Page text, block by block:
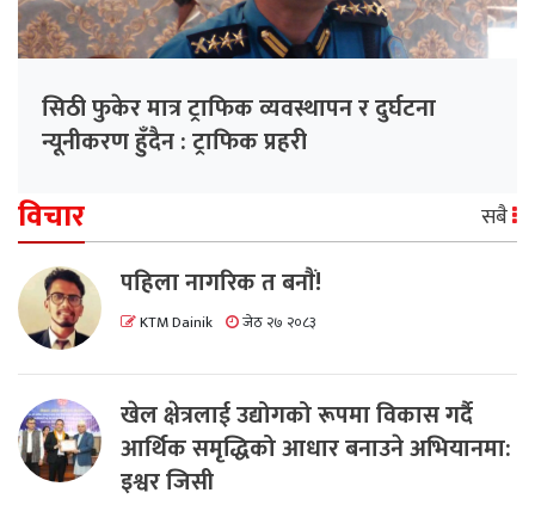
सिठी फुकेर मात्र ट्राफिक व्यवस्थापन र दुर्घटना
न्यूनीकरण हुँदैन : ट्राफिक प्रहरी
विचार सबै
पहिला नागरिक त बनाैं!
KTM Dainik जेठ २७ २०८३
खेल क्षेत्रलाई उद्योगको रूपमा विकास गर्दै
आर्थिक समृद्धिको आधार बनाउने अभियानमा:
इश्वर जिसी